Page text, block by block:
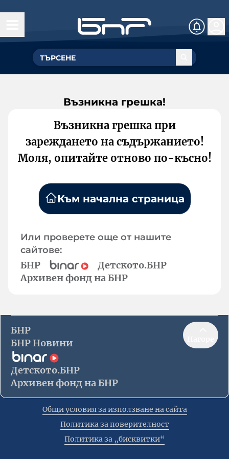
Възникна грешка!
Възникна грешка при
зареждането на съдържанието!
Моля, опитайте отново по-късно!
Към начална страница
Или проверете още от нашите
сайтове:
БНР
Детското.БНР
Архивен фонд на БНР
БНР
БНР Новини
Детското.БНР
Архивен фонд на БНР
Общи условия за използване на сайта
Политика за поверителност
Политика за „бисквитки“